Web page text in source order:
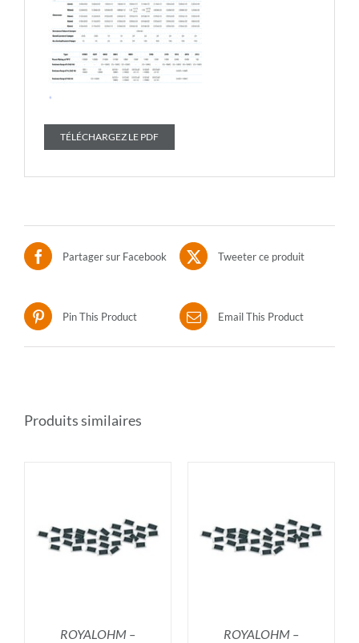
TÉLÉCHARGEZ LE PDF
Partager sur Facebook Tweeter ce produit
Pin This Product Email This Product
Produits similaires
ROYALOHM –
AJOUTER AU PANIER
/
DÉTAILS
ROYALOHM –